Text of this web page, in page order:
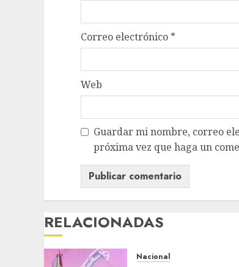
Correo electrónico *
Web
Guardar mi nombre, correo
próxima vez que haga un
RELACIONADAS
Nacional